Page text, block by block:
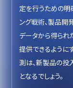
定を行うための明
ング戦術、製品開
データから得られ
提供できるように
測は、新製品の投
となるでしょう。